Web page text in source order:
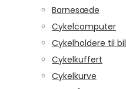
Barnesæde
Cykelcomputer
Cykelholdere til bil
Cykelkuffert
Cykelkurve